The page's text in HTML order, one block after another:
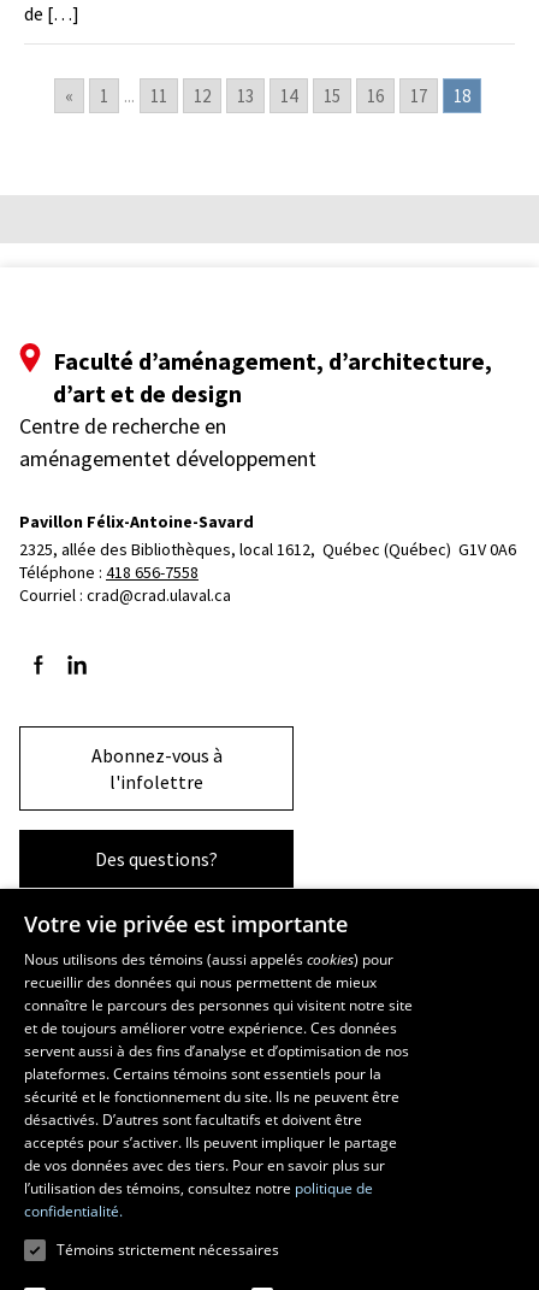
de […]
« 1 ... 11 12 13 14 15 16 17 18
Faculté d’aménagement, d’architecture,
d’art et de design
Centre de recherche en
aménagementet développement
Pavillon Félix-Antoine-Savard
2325, allée des Bibliothèques, local 1612, Québec (Québec)  G1V 0A6
Téléphone : 418 656-7558
Courriel : crad@crad.ulaval.ca
Suivez-nous sur Facebook
Suivez-nous sur LinkedIn
Abonnez-vous à
l'infolettre
Des questions?
La Faculté et ses écoles
Faculté d’aménagement, d’architecture, d’art et de design
École d’art
École supérieure d’aménagement du territoire et de développement
régional
École d’architecture
École de design
Votre vie privée est importante
Nous utilisons des témoins (aussi appeléscookies) pour
recueillir des données qui nous permettent de mieux
connaître le parcours des personnes qui visitent notre site
et de toujours améliorer votre expérience. Ces données
servent aussi à des fins d’analyse et d’optimisation de nos
plateformes. Certains témoins sont essentiels pour la
sécurité et le fonctionnement du site. Ils ne peuvent être
désactivés. D’autres sont facultatifs et doivent être
acceptés pour s’activer. Ils peuvent impliquer le partage
de vos données avec des tiers. Pour en savoir plus sur
l’utilisation des témoins, consultez notre politique de
confidentialité.
Témoins strictement nécessaires